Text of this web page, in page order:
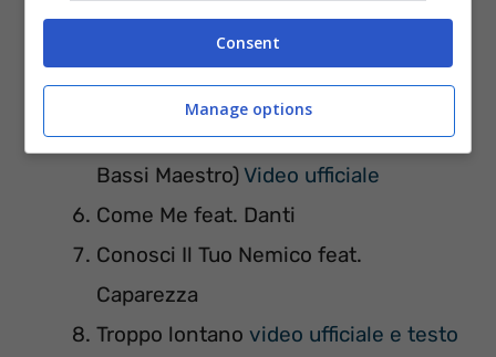
Primo Interludio
Chi Temo Di Più feat. Danti
Kilo feat. J-Ax e Rido
Cose Dell’Altro Mondo (Scratch di
Bassi Maestro)Video ufficiale
Come Me feat. Danti
Conosci Il Tuo Nemico feat.
Caparezza
Troppo lontano video ufficiale e testo
Consent
Manage options